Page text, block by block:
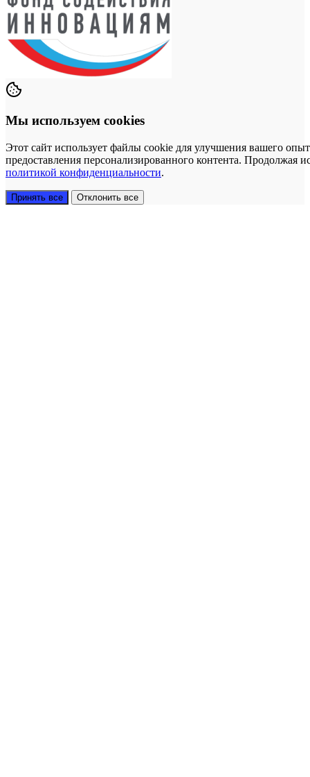
Мы используем cookies
Этот сайт использует файлы cookie для улучшения вашего
предоставления персонализированного контента. Продолжая
политикой конфиденциальности.
Принять все Отклонить все